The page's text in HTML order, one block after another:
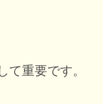
重要です。